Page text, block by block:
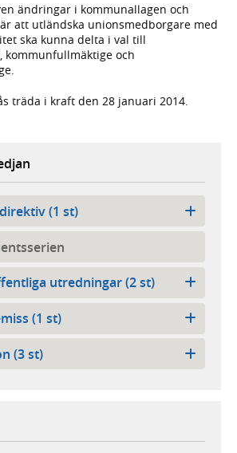
ändringar i kommunallagen och
att utländska unionsmedborgare med
ska kunna delta i val till
kommunfullmäktige och
träda i kraft den 28 januari 2014.
(1 st)
utredningar (2 st)
(1 st)
(3 st)